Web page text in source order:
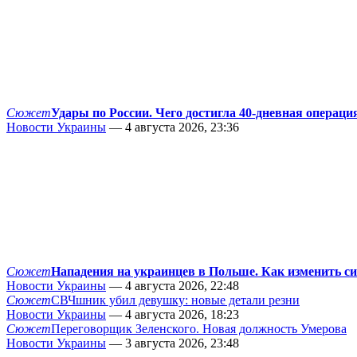
СюжетУдары по России. Чего достигла 40-дневная
Новости Украины — 4 августа 2026, 23:36
СюжетНападения на украинцев в Польше. Как изменить
Новости Украины — 4 августа 2026, 22:48
СюжетСВЧшник убил девушку: новые детали резни
Новости Украины — 4 августа 2026, 18:23
СюжетПереговорщик Зеленского. Новая должность Умерова
Новости Украины — 3 августа 2026, 23:48